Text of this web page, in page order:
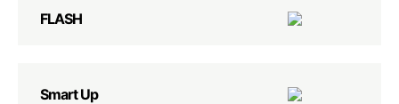
FLASH
Smart Up